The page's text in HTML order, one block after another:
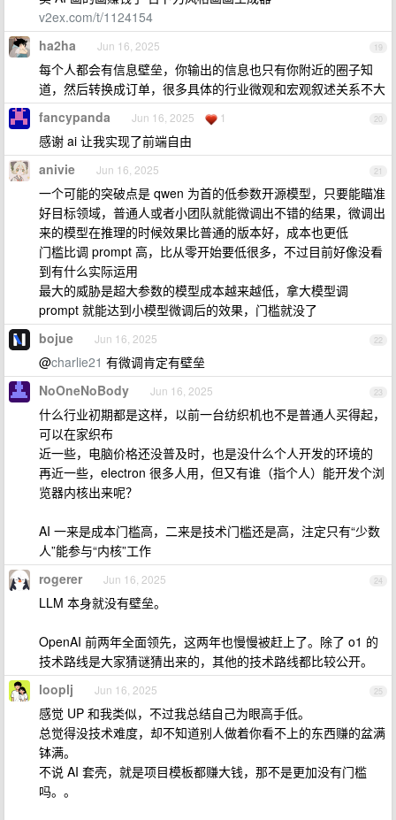
v2ex.com/t/1124154
19
ha2ha Jun 16, 2025
每个人都会有信息壁垒，你输出的信息也只有你附近的圈子知
道，然后转换成订单，很多具体的行业微观和宏观叙述关系不大
20
fancypanda Jun 16, 2025 1
感谢 ai 让我实现了前端自由
21
anivie Jun 16, 2025
一个可能的突破点是 qwen 为首的低参数开源模型，只要能瞄准
好目标领域，普通人或者小团队就能微调出不错的结果，微调出
来的模型在推理的时候效果比普通的版本好，成本也更低
门槛比调 prompt 高，比从零开始要低很多，不过目前好像没看
到有什么实际运用
最大的威胁是超大参数的模型成本越来越低，拿大模型调
prompt 就能达到小模型微调后的效果，门槛就没了
22
bojue Jun 16, 2025
@charlie21 有微调肯定有壁垒
23
NoOneNoBody Jun 16, 2025
什么行业初期都是这样，以前一台纺织机也不是普通人买得起，
可以在家织布
近一些，电脑价格还没普及时，也是没什么个人开发的环境的
再近一些，electron 很多人用，但又有谁（指个人）能开发个浏
览器内核出来呢？
AI 一来是成本门槛高，二来是技术门槛还是高，注定只有“少数
人”能参与“内核”工作
24
rogerer Jun 16, 2025
LLM 本身就没有壁垒。
OpenAI 前两年全面领先，这两年也慢慢被赶上了。除了 o1 的
技术路线是大家猜谜猜出来的，其他的技术路线都比较公开。
25
looplj Jun 16, 2025
感觉 UP 和我类似，不过我总结自己为眼高手低。
总觉得没技术难度，却不知道别人做着你看不上的东西赚的盆满
钵满。
不说 AI 套壳，就是项目模板都赚大钱，那不是更加没有门槛
吗。。